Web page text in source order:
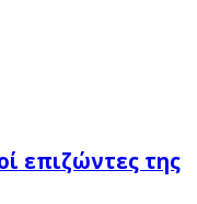
επιζώντες της